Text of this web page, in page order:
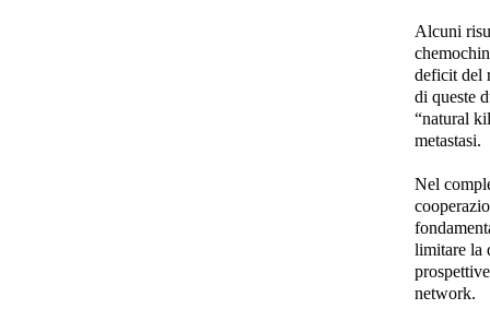
Alcuni
deficit del
di queste
“natural
metastasi.
Nel
limitare la
network.